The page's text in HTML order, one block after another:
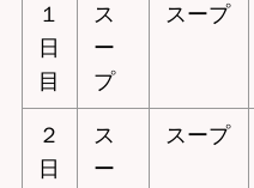
１
日
目
ス
ー
プ
スープ
２
日
ス
ー
スープ